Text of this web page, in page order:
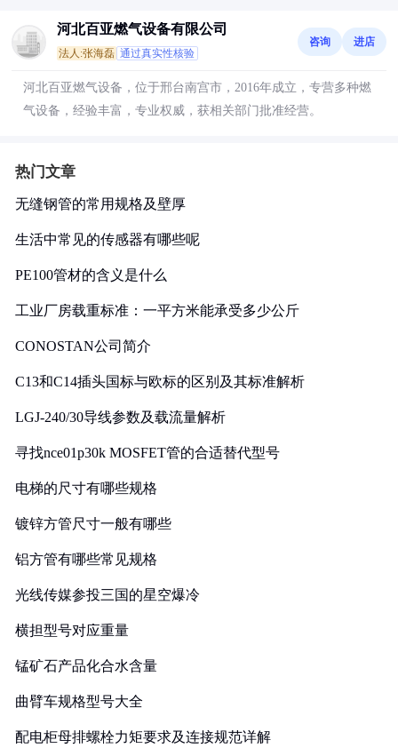
河北百亚燃气设备有限公司
法人:张海磊 通过真实性核验
咨询 进店
河北百亚燃气设备，位于邢台南宫市，2016年成立，专营多种燃
气设备，经验丰富，专业权威，获相关部门批准经营。
热门文章
无缝钢管的常用规格及壁厚
生活中常见的传感器有哪些呢
PE100管材的含义是什么
工业厂房载重标准：一平方米能承受多少公斤
CONOSTAN公司简介
C13和C14插头国标与欧标的区别及其标准解析
LGJ-240/30导线参数及载流量解析
寻找nce01p30k MOSFET管的合适替代型号
电梯的尺寸有哪些规格
镀锌方管尺寸一般有哪些
铝方管有哪些常见规格
光线传媒参投三国的星空爆冷
横担型号对应重量
锰矿石产品化合水含量
曲臂车规格型号大全
配电柜母排螺栓力矩要求及连接规范详解